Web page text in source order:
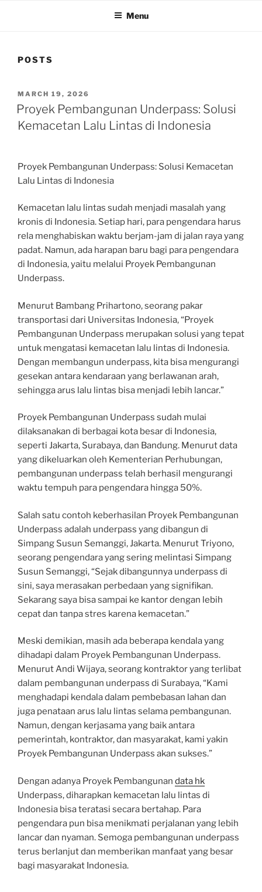
Menu
POSTS
POSTED
ON
MARCH 19, 2026
Proyek Pembangunan Underpass: Solusi
Kemacetan Lalu Lintas di Indonesia
Proyek Pembangunan Underpass: Solusi Kemacetan
Lalu Lintas di Indonesia
Kemacetan lalu lintas sudah menjadi masalah yang
kronis di Indonesia. Setiap hari, para pengendara harus
rela menghabiskan waktu berjam-jam di jalan raya yang
padat. Namun, ada harapan baru bagi para pengendara
di Indonesia, yaitu melalui Proyek Pembangunan
Underpass.
Menurut Bambang Prihartono, seorang pakar
transportasi dari Universitas Indonesia, “Proyek
Pembangunan Underpass merupakan solusi yang tepat
untuk mengatasi kemacetan lalu lintas di Indonesia.
Dengan membangun underpass, kita bisa mengurangi
gesekan antara kendaraan yang berlawanan arah,
sehingga arus lalu lintas bisa menjadi lebih lancar.”
Proyek Pembangunan Underpass sudah mulai
dilaksanakan di berbagai kota besar di Indonesia,
seperti Jakarta, Surabaya, dan Bandung. Menurut data
yang dikeluarkan oleh Kementerian Perhubungan,
pembangunan underpass telah berhasil mengurangi
waktu tempuh para pengendara hingga 50%.
Salah satu contoh keberhasilan Proyek Pembangunan
Underpass adalah underpass yang dibangun di
Simpang Susun Semanggi, Jakarta. Menurut Triyono,
seorang pengendara yang sering melintasi Simpang
Susun Semanggi, “Sejak dibangunnya underpass di
sini, saya merasakan perbedaan yang signifikan.
Sekarang saya bisa sampai ke kantor dengan lebih
cepat dan tanpa stres karena kemacetan.”
Meski demikian, masih ada beberapa kendala yang
dihadapi dalam Proyek Pembangunan Underpass.
Menurut Andi Wijaya, seorang kontraktor yang terlibat
dalam pembangunan underpass di Surabaya, “Kami
menghadapi kendala dalam pembebasan lahan dan
juga penataan arus lalu lintas selama pembangunan.
Namun, dengan kerjasama yang baik antara
pemerintah, kontraktor, dan masyarakat, kami yakin
Proyek Pembangunan Underpass akan sukses.”
Dengan adanya Proyek Pembangunan data hk
Underpass, diharapkan kemacetan lalu lintas di
Indonesia bisa teratasi secara bertahap. Para
pengendara pun bisa menikmati perjalanan yang lebih
lancar dan nyaman. Semoga pembangunan underpass
terus berlanjut dan memberikan manfaat yang besar
bagi masyarakat Indonesia.